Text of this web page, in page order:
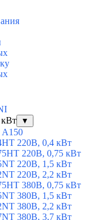
▼
220В, 0,4 кВт
220В, 0,75 кВт
220В, 1,5 кВт
220В, 2,2 кВт
380В, 0,75 кВт
380В, 1,5 кВт
380В, 2,2 кВт
380В, 3,7 кВт